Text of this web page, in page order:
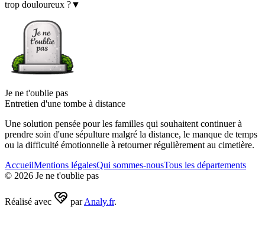
trop douloureux ?▼
Je ne t'oublie pas
Entretien d'une tombe à distance
Une solution pensée pour les familles qui souhaitent continuer à
prendre soin d'une sépulture malgré la distance, le manque de temps
ou la difficulté émotionnelle à retourner régulièrement au cimetière.
AccueilMentions légalesQui sommes-nousTous les départements
© 2026 Je ne t'oublie pas
Réalisé avec par Analy.fr.